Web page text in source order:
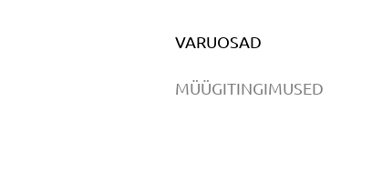
VARUOSAD
MÜÜGITINGIMUSED